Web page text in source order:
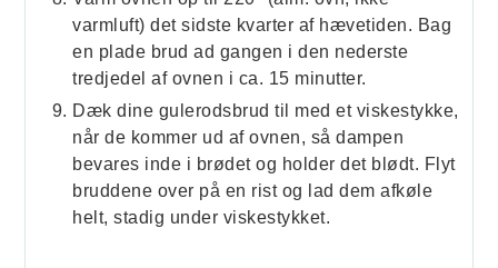
varmluft) det sidste kvarter af hævetiden. Bag
en plade brud ad gangen i den nederste
tredjedel af ovnen i ca. 15 minutter.
Dæk dine gulerodsbrud til med et viskestykke,
når de kommer ud af ovnen, så dampen
bevares inde i brødet og holder det blødt. Flyt
bruddene over på en rist og lad dem afkøle
helt, stadig under viskestykket.